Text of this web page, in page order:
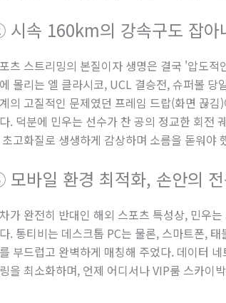
속 160km의 강속구도 잡아
츠 스트리밍의 본질이자 생명은 결국 '압도
몰리는 엘 클라시코, UCL 결승전, 슈퍼볼
의 고질적인 문제였던 프레임 드랍(화면 끊
. 덕분에 민우는 선수가 찬 공의 정교한 회전
고화질로 생생하게 감상하며 소름을 돋워야
바일 환경 최적화, 손안의
가 완전히 반대인 해외 스포츠 특성상, 민우
. 통티비는 데스크톱 PC는 물론, 스마트폰,
부드럽고 완벽하게 매칭해 주었다. 데이터
을 최소화하며, 언제 어디서나 VIP룸 스카이